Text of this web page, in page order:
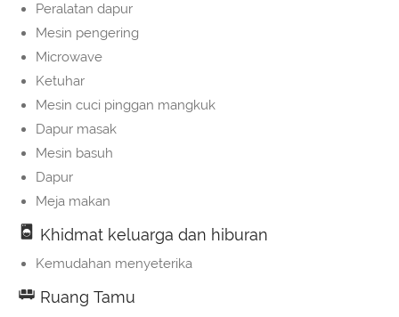
Peralatan dapur
Mesin pengering
Microwave
Ketuhar
Mesin cuci pinggan mangkuk
Dapur masak
Mesin basuh
Dapur
Meja makan
Khidmat keluarga dan hiburan
Kemudahan menyeterika
Ruang Tamu